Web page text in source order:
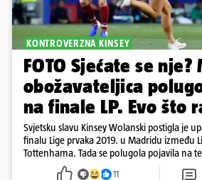
KONTROVERZNA KINSEY
FOTO Sjećate se
obožavateljica
na finale LP. Evo što
Svjetsku slavu Kinsey Wolanski postigla je
finalu Lige prvaka 2019. u Madridu između
Tottenhama. Tada se polugola pojavila na
ju je lovila po travnjaku, a njezine fotografije
11